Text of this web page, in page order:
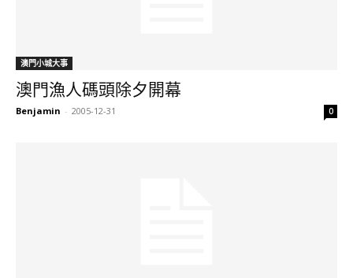
澳門小城大事
澳門漁人碼頭除夕開幕
Benjamin - 2005-12-31 0